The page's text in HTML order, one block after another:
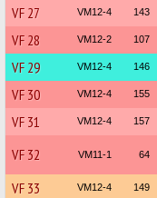
VF 27 VM12-4 143
VF 28 VM12-2 107
VF 29 VM12-4 146
VF 30 VM12-4 155
VF 31 VM12-4 157
VF 32 VM11-1 64
VF 33 VM12-4 149